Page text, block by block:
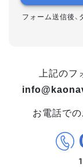
フォーム送信後
上記のフ
お電話で